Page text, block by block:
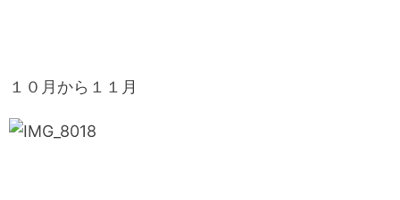
１０月から１１月